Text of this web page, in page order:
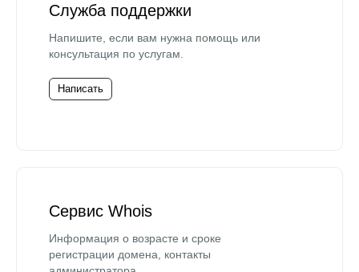
Служба поддержки
Напишите, если вам нужна помощь или
консультация по услугам.
Написать
Сервис Whois
Информация о возрасте и сроке
регистрации домена, контакты